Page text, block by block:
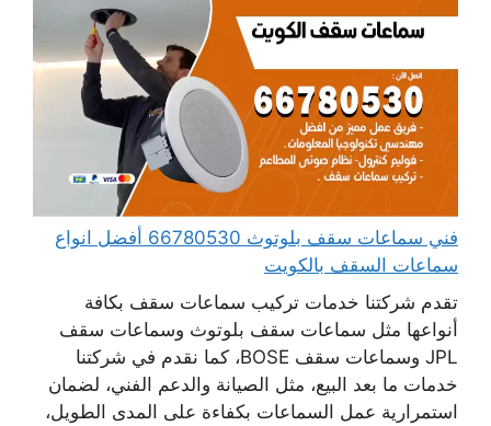
فني سماعات سقف بلوتوث 66780530 أفضل انواع
سماعات السقف بالكويت
تقدم شركتنا خدمات تركيب سماعات سقف بكافة
أنواعها مثل سماعات سقف بلوتوث وسماعات سقف
JPL وسماعات سقف BOSE، كما نقدم في شركتنا
خدمات ما بعد البيع، مثل الصيانة والدعم الفني، لضمان
استمرارية عمل السماعات بكفاءة على المدى الطويل،